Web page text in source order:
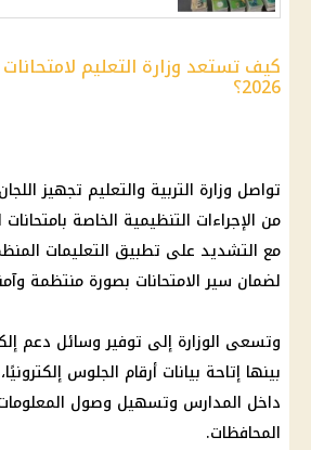
كيف تستعد وزارة التعليم لامتحانات
2026؟
تواصل وزارة التربية والتعليم تجهيز
مع التشديد على تطبيق التعليمات
لضمان سير الامتحانات بصورة منتظمة
وتسعى الوزارة إلى توفير وسائل دعم
بينها إتاحة بيانات أرقام الجلوس
داخل المدارس وتسهيل وصول
المحافظات.